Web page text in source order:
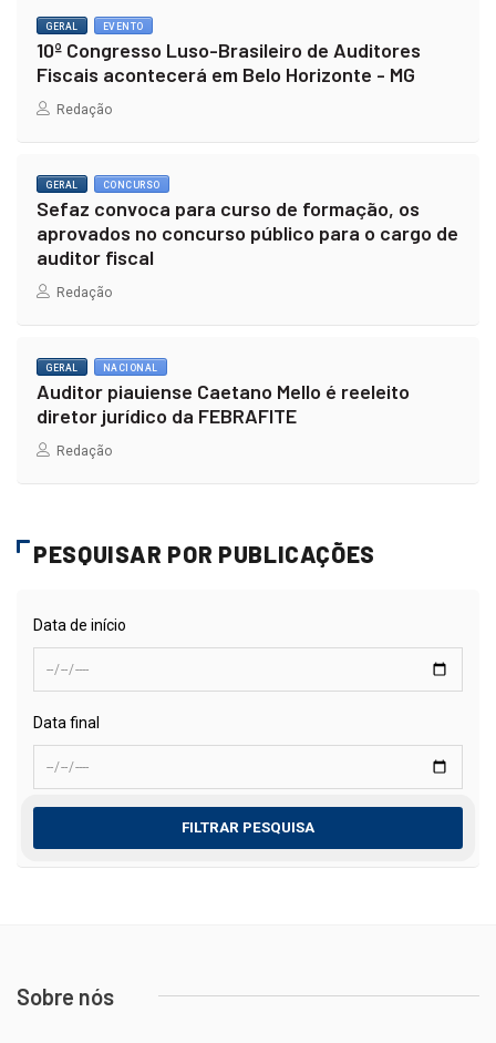
GERAL EVENTO
10º Congresso Luso-Brasileiro de Auditores
Fiscais acontecerá em Belo Horizonte - MG
Redação
GERAL CONCURSO
Sefaz convoca para curso de formação, os
aprovados no concurso público para o cargo de
auditor fiscal
Redação
GERAL NACIONAL
Auditor piauiense Caetano Mello é reeleito
diretor jurídico da FEBRAFITE
Redação
PESQUISAR POR PUBLICAÇÕES
Data de início
Data final
FILTRAR PESQUISA
Sobre nós